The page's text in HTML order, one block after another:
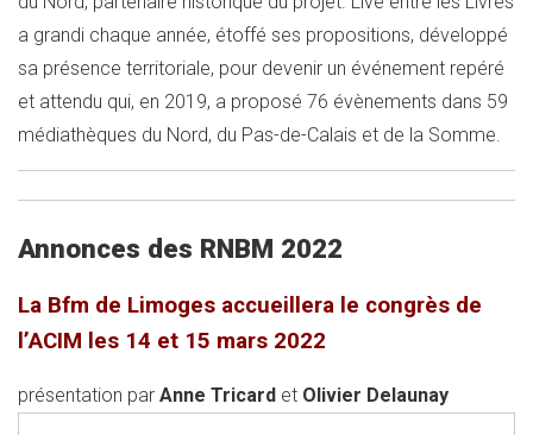
a grandi chaque année, étoffé ses propositions, développé
sa présence territoriale, pour devenir un événement repéré
et attendu qui, en 2019, a proposé 76 évènements dans 59
médiathèques du Nord, du Pas-de-Calais et de la Somme.
Annonces des RNBM 2022
La Bfm de Limoges accueillera le congrès de
l’ACIM les 14 et 15 mars 2022
présentation par Anne Tricard et Olivier Delaunay